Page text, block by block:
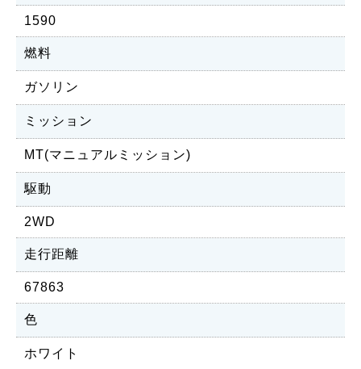
1590
燃料
ガソリン
ミッション
MT(マニュアルミッション)
駆動
2WD
走行距離
67863
色
ホワイト